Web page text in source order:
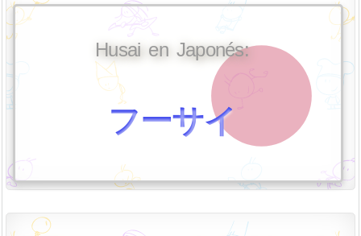
Husai en Japonés:
フーサイ